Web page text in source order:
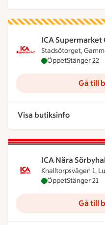
ICA Supermarket
Stadsötorget,
ICAÖppetStänger 22
Gå till
Visa butiksinfo
ICA Nära
Knalltorpsvägen 1,
ICA Nära
ÖppetStänger 21
Gå till